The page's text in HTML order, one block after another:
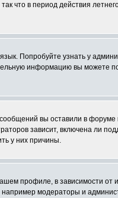
что в период действия
Попробуйте узнать у
информацию вы можете
вы оставили в
зависит, включена ли
у них причины.
профиле, в зависимости от
модераторы и